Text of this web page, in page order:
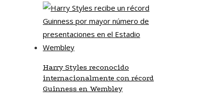
Harry Styles reconocido
internacionalmente con récord
Guinness en Wembley